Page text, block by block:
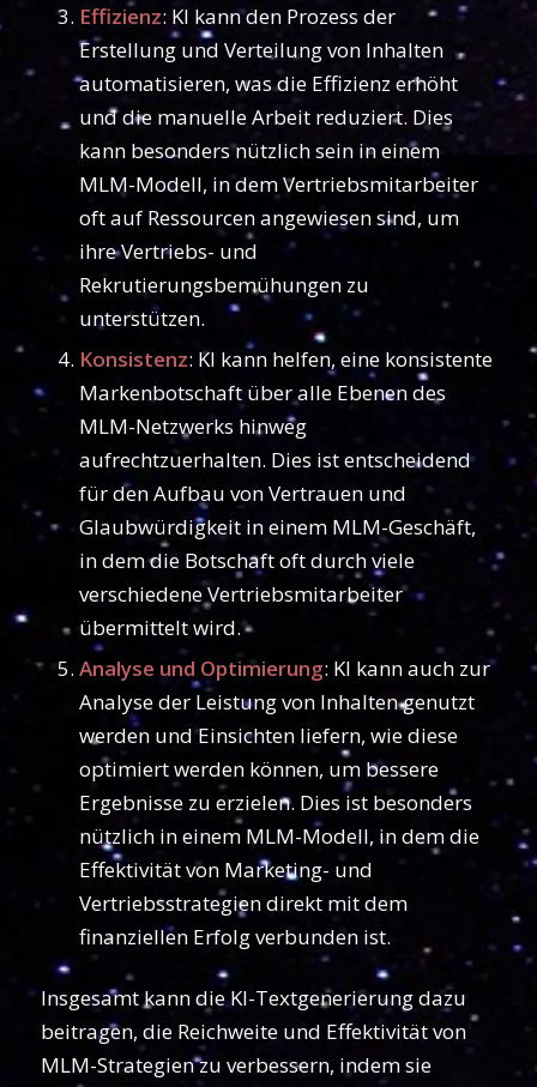
Effizienz: KI kann den Prozess der
Erstellung und Verteilung von Inhalten
automatisieren, was die Effizienz erhöht
und die manuelle Arbeit reduziert. Dies
kann besonders nützlich sein in einem
MLM-Modell, in dem Vertriebsmitarbeiter
oft auf Ressourcen angewiesen sind, um
ihre Vertriebs- und
Rekrutierungsbemühungen zu
unterstützen.
Konsistenz: KI kann helfen, eine konsistente
Markenbotschaft über alle Ebenen des
MLM-Netzwerks hinweg
aufrechtzuerhalten. Dies ist entscheidend
für den Aufbau von Vertrauen und
Glaubwürdigkeit in einem MLM-Geschäft,
in dem die Botschaft oft durch viele
verschiedene Vertriebsmitarbeiter
übermittelt wird.
Analyse und Optimierung: KI kann auch zur
Analyse der Leistung von Inhalten genutzt
werden und Einsichten liefern, wie diese
optimiert werden können, um bessere
Ergebnisse zu erzielen. Dies ist besonders
nützlich in einem MLM-Modell, in dem die
Effektivität von Marketing- und
Vertriebsstrategien direkt mit dem
finanziellen Erfolg verbunden ist.
Insgesamt kann die KI-Textgenerierung dazu
beitragen, die Reichweite und Effektivität von
MLM-Strategien zu verbessern, indem sie